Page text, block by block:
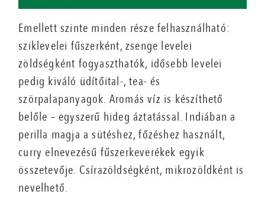
Emellett szinte minden része felhasználható:
sziklevelei fűszerként, zsenge levelei
zöldségként fogyaszthatók, idősebb levelei
pedig kiváló üdítőital-, tea- és
szörpalapanyagok. Aromás víz is készíthető
belőle – egyszerű hideg áztatással. Indiában a
perilla magja a sütéshez, főzéshez használt,
curry elnevezésű fűszerkeverékek egyik
összetevője. Csírazöldségként, mikrozöldként is
nevelhető.